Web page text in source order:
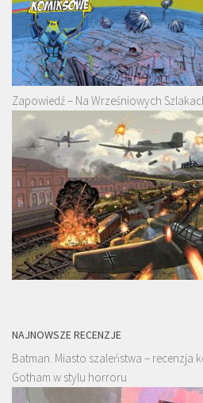
Zapowiedź – Na Wrześniowych
NAJNOWSZE RECENZJE
Batman. Miasto szaleństwa – recenzja
Gotham w stylu horroru